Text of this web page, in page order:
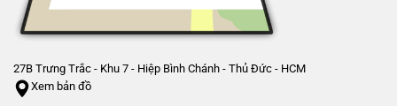
27B Trưng Trắc - Khu 7 - Hiệp Bình Chánh - Thủ Đức - HCM
Xem bản đồ